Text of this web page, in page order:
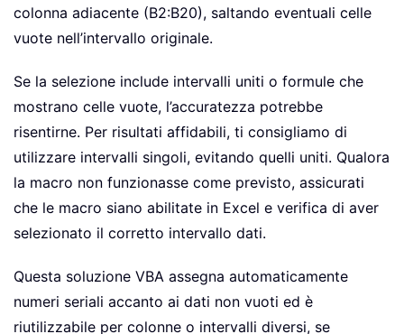
colonna adiacente (B2:B20), saltando eventuali celle
vuote nell’intervallo originale.
Se la selezione include intervalli uniti o formule che
mostrano celle vuote, l’accuratezza potrebbe
risentirne. Per risultati affidabili, ti consigliamo di
utilizzare intervalli singoli, evitando quelli uniti. Qualora
la macro non funzionasse come previsto, assicurati
che le macro siano abilitate in Excel e verifica di aver
selezionato il corretto intervallo dati.
Questa soluzione VBA assegna automaticamente
numeri seriali accanto ai dati non vuoti ed è
riutilizzabile per colonne o intervalli diversi, se